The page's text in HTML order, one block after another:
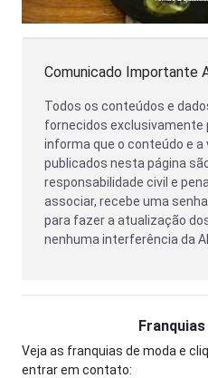
Comunicado Importante
Todos os conteúdos e
fornecidos exclusivamente
informa que o conteúdo e a
publicados nesta página
responsabilidade civil e
associar, recebe uma
para fazer a atualização
nenhuma interferência da
Veja as franquias de moda e
entrar em contato: